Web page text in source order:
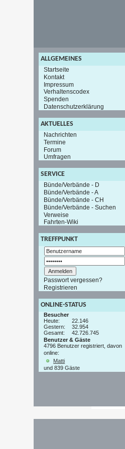
ALLGEMEINES
Startseite
Kontakt
Impressum
Verhaltenscodex
Spenden
Datenschutzerklärung
AKTUELLES
Nachrichten
Termine
Forum
Umfragen
SERVICE
Bünde/Verbände - D
Bünde/Verbände - A
Bünde/Verbände - CH
Bünde/Verbände - Suchen
Verweise
Fahrten-Wiki
TREFFPUNKT
Passwort vergessen?
Registrieren
ONLINE-STATUS
Besucher
Heute:
22.146
Gestern:
32.954
Gesamt:
42.726.745
Benutzer & Gäste
4796 Benutzer registriert, davon
online:
Matti
und 839 Gäste